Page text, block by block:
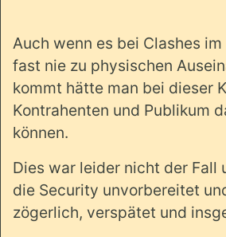
Auch wenn es bei Clashes
fast nie zu physischen
kommt hätte man bei dieser
Kontrahenten und Publikum
können.
Dies war leider nicht der Fall
die Security unvorbereitet
zögerlich, verspätet und